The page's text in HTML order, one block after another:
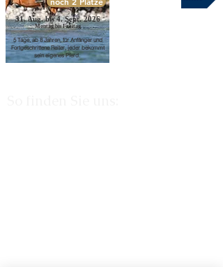
31. Aug. bis 4. Sept. 2026
Montag bis Freitag
5 Tage, ab 8 Jahren, für Anfänger und
Fortgeschrittene Reiter, jeder bekommt
sein eigenes Pferd.